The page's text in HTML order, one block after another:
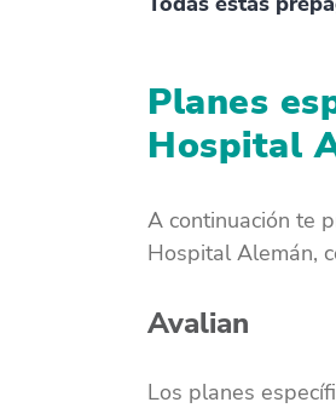
Planes
Hospital
A continuación te
Hospital Alemán,
Avalian
Los planes